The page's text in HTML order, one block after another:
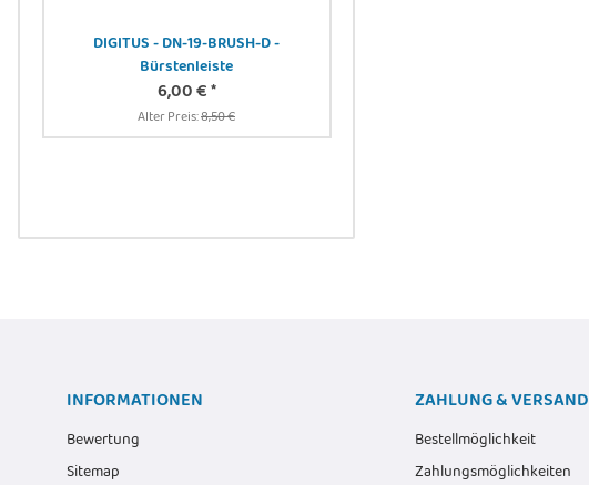
DIGITUS - DN-19-BRUSH-D -
Bürstenleiste
6,00 €*
Alter Preis:8,50 €
INFORMATIONEN
Bewertung
Sitemap
ZAHLUNG & VERSAND
Bestellmöglichkeit
Zahlungsmöglichkeiten